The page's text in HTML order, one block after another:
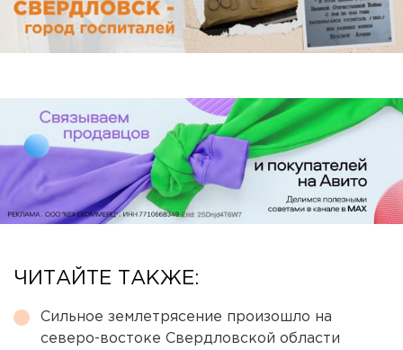
ЧИТАЙТЕ ТАКЖЕ:
Сильное землетрясение произошло на
северо-востоке Свердловской области